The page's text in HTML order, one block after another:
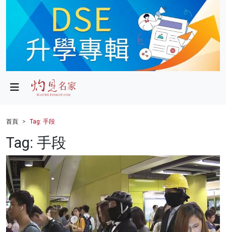
政局
財經
健康
商業
科技
影片
首頁 Tag: 手段
Tag: 手段